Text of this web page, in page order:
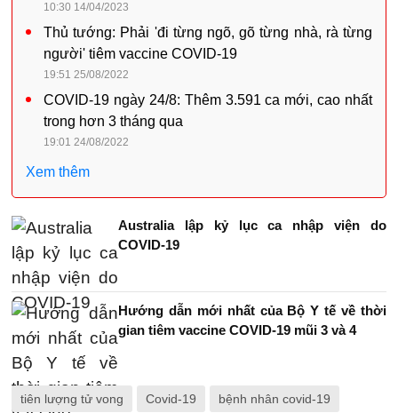
10:30 14/04/2023
Thủ tướng: Phải 'đi từng ngõ, gõ từng nhà, rà từng
người' tiêm vaccine COVID-19
19:51 25/08/2022
COVID-19 ngày 24/8: Thêm 3.591 ca mới, cao nhất
trong hơn 3 tháng qua
19:01 24/08/2022
Xem thêm
Australia lập kỷ lục ca nhập viện do
COVID-19
Hướng dẫn mới nhất của Bộ Y tế về thời
gian tiêm vaccine COVID-19 mũi 3 và 4
tiên lượng tử vong Covid-19 bệnh nhân covid-19